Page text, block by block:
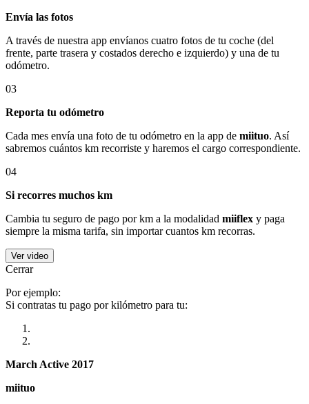
Envía las fotos
A través de nuestra app envíanos cuatro fotos de tu coche (del
frente, parte trasera y costados derecho e izquierdo) y una de tu
odómetro.
03
Reporta tu odómetro
Cada mes envía una foto de tu odómetro en la app de miituo. Así
sabremos cuántos km recorriste y haremos el cargo correspondiente.
04
Si recorres muchos km
Cambia tu seguro de pago por km a la modalidad miiflex y paga
siempre la misma tarifa, sin importar cuantos km recorras.
Ver video
Cerrar
Por ejemplo:
Si contratas tu pago por kilómetro para tu:
March Active 2017
miituo